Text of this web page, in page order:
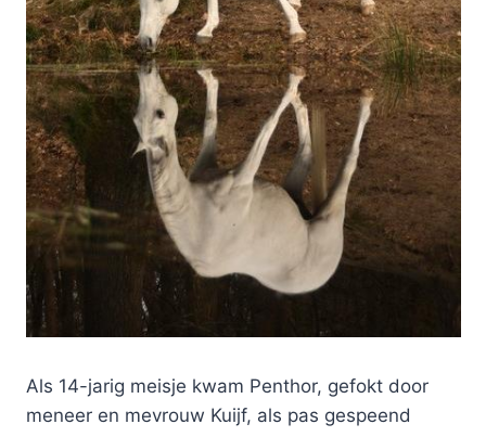
Als 14-jarig meisje kwam Penthor, gefokt door
meneer en mevrouw Kuijf, als pas gespeend